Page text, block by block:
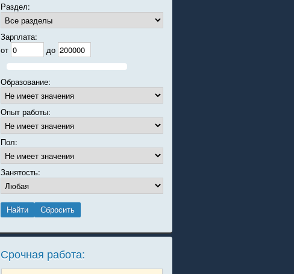
Раздел:
Зарплата:
от
до
Образование:
Опыт работы:
Пол:
Занятость:
Срочная работа: